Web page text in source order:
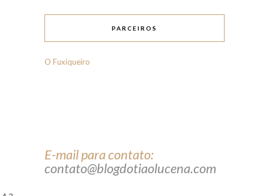
PARCEIROS
O Fuxiqueiro
E-mail para contato:
contato@blogdotiaolucena.com